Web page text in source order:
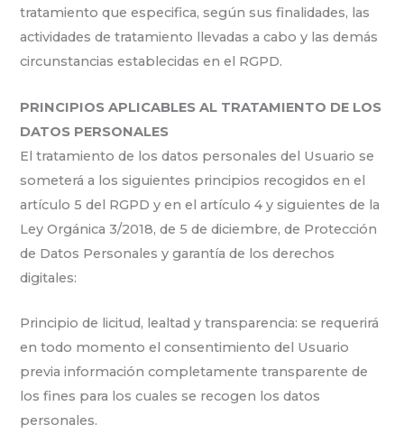
tratamiento que especifica, según sus finalidades, las
actividades de tratamiento llevadas a cabo y las demás
circunstancias establecidas en el RGPD.
PRINCIPIOS APLICABLES AL TRATAMIENTO DE LOS
DATOS PERSONALES
El tratamiento de los datos personales del Usuario se
someterá a los siguientes principios recogidos en el
artículo 5 del RGPD y en el artículo 4 y siguientes de la
Ley Orgánica 3/2018, de 5 de diciembre, de Protección
de Datos Personales y garantía de los derechos
digitales:
Principio de licitud, lealtad y transparencia: se requerirá
en todo momento el consentimiento del Usuario
previa información completamente transparente de
los fines para los cuales se recogen los datos
personales.